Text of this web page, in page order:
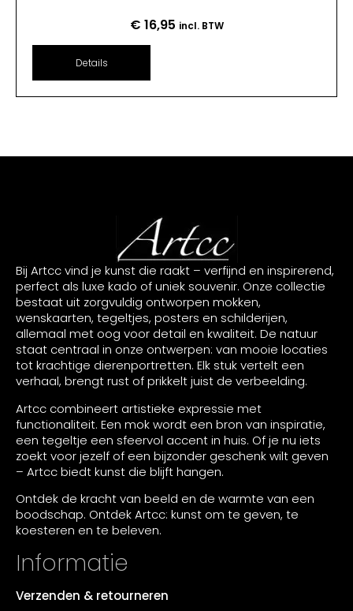
€ 16,95 incl. BTW
Details
Bij Artcc vind je kunst die raakt – verfijnd en inspirerend,
perfect als luxe kado of uniek souvenir. Onze collectie
bestaat uit zorgvuldig ontworpen mokken,
wenskaarten, tegeltjes, posters en schilderijen,
allemaal met oog voor detail en kwaliteit. De natuur
staat centraal in onze ontwerpen: van mooie locaties
tot krachtige dierenportretten. Elk stuk vertelt een
verhaal, brengt rust of prikkelt juist de verbeelding.
Artcc combineert artistieke expressie met
functionaliteit. Een mok wordt een bron van inspiratie,
een tegeltje een sfeervol accent in huis. Of je nu iets
zoekt voor jezelf of een bijzonder geschenk wilt geven
– Artcc biedt kunst die blijft hangen.
Ontdek de kracht van beeld en de warmte van een
boodschap. Ontdek Artcc: kunst om te geven, te
koesteren en te beleven.
Informatie
Verzenden & retourneren